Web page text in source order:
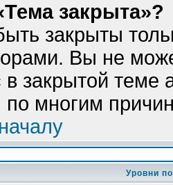
закрыта»?
закрыты
Вы не
закрытой теме
по многим
Уровни